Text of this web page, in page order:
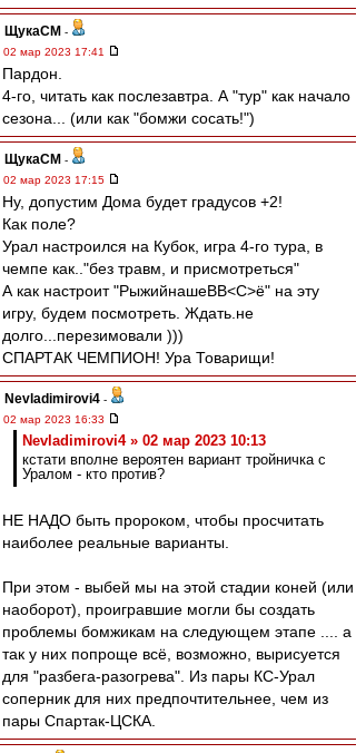
ЩукаСМ -
02 мар 2023 17:41
Пардон.
4-го, читать как послезавтра. А "тур" как начало
сезона... (или как "бомжи сосать!")
ЩукаСМ -
02 мар 2023 17:15
Ну, допустим Дома будет градусов +2!
Как поле?
Урал настроился на Кубок, игра 4-го тура, в
чемпе как.."без травм, и присмотреться"
А как настроит "РыжийнашеВВ<C>ё" на эту
игру, будем посмотреть. Ждать.не
долго...перезимовали )))
СПАРТАК ЧЕМПИОН! Ура Товарищи!
Nevladimirovi4 -
02 мар 2023 16:33
Nevladimirovi4 » 02 мар 2023 10:13
кстати вполне вероятен вариант тройничка с
Уралом - кто против?
НЕ НАДО быть пророком, чтобы просчитать
наиболее реальные варианты.
При этом - выбей мы на этой стадии коней (или
наоборот), проигравшие могли бы создать
проблемы бомжикам на следующем этапе .... а
так у них попроще всё, возможно, вырисуется
для "разбега-разогрева". Из пары КС-Урал
соперник для них предпочтительнее, чем из
пары Спартак-ЦСКА.